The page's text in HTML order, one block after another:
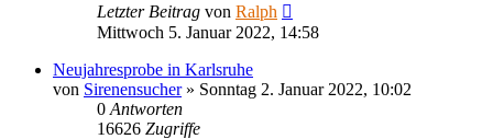
Letzter Beitrag von Ralph
Mittwoch 5. Januar 2022, 14:58
Neujahresprobe in Karlsruhe
von Sirenensucher» Sonntag 2. Januar 2022, 10:02
0 Antworten
16626 Zugriffe